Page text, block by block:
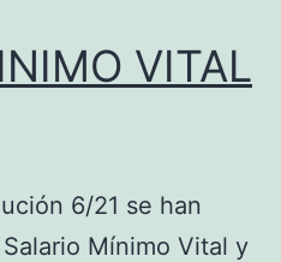
VITAL
6/21 se han
Mínimo Vital y